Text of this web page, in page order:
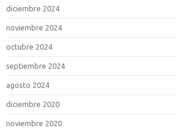
diciembre 2024
noviembre 2024
octubre 2024
septiembre 2024
agosto 2024
diciembre 2020
noviembre 2020